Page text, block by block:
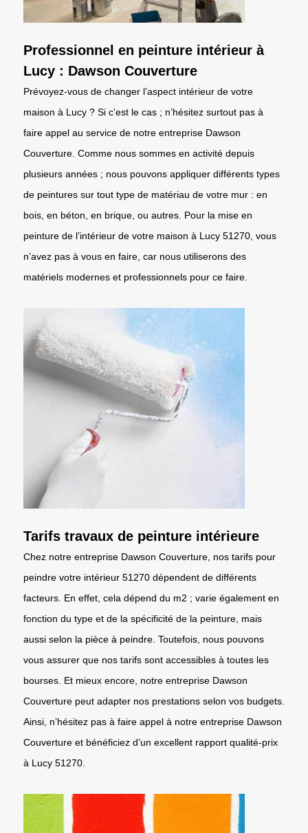
Professionnel en peinture intérieur à
Lucy : Dawson Couverture
Prévoyez-vous de changer l’aspect intérieur de votre
maison à Lucy ? Si c’est le cas ; n’hésitez surtout pas à
faire appel au service de notre entreprise Dawson
Couverture. Comme nous sommes en activité depuis
plusieurs années ; nous pouvons appliquer différents types
de peintures sur tout type de matériau de votre mur : en
bois, en béton, en brique, ou autres. Pour la mise en
peinture de l’intérieur de votre maison à Lucy 51270, vous
n’avez pas à vous en faire, car nous utiliserons des
matériels modernes et professionnels pour ce faire.
Tarifs travaux de peinture intérieure
Chez notre entreprise Dawson Couverture, nos tarifs pour
peindre votre intérieur 51270 dépendent de différents
facteurs. En effet, cela dépend du m2 ; varie également en
fonction du type et de la spécificité de la peinture, mais
aussi selon la pièce à peindre. Toutefois, nous pouvons
vous assurer que nos tarifs sont accessibles à toutes les
bourses. Et mieux encore, notre entreprise Dawson
Couverture peut adapter nos prestations selon vos budgets.
Ainsi, n’hésitez pas à faire appel à notre entreprise Dawson
Couverture et bénéficiez d’un excellent rapport qualité-prix
à Lucy 51270.